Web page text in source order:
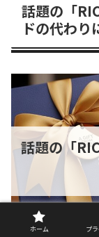
話題の「
ドの代わり
話題の「
ホーム プ